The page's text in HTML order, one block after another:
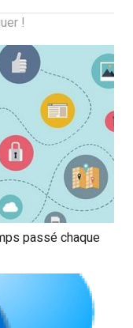
!
passé chaque